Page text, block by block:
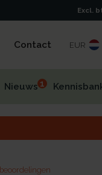
Excl.
Contact EUR
Nieuws1